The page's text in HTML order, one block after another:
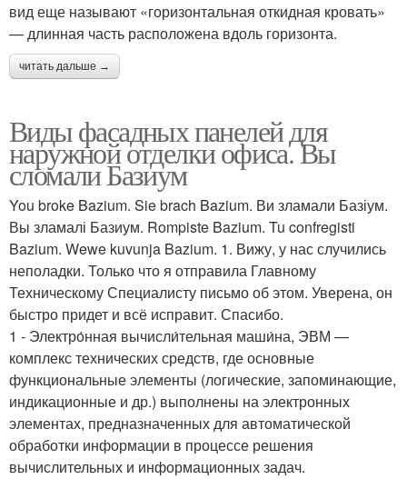
вид еще называют «горизонтальная откидная кровать»
— длинная часть расположена вдоль горизонта.
читать дальше →
Виды фасадных панелей для
наружной отделки офиса. Вы
сломали Базиум
You broke Bazium. Sie brach Bazium. Ви зламали Базіум.
Вы зламалі Базиум. Rompiste Bazium. Tu confregisti
Bazium. Wewe kuvunja Bazium. 1. Вижу, у нас случились
неполадки. Только что я отправила Главному
Техническому Специалисту письмо об этом. Уверена, он
быстро придет и всё исправит. Спасибо.
1 - Электро́нная вычисли́тельная маши́на, ЭВМ —
комплекс технических средств, где основные
функциональные элементы (логические, запоминающие,
индикационные и др.) выполнены на электронных
элементах, предназначенных для автоматической
обработки информации в процессе решения
вычислительных и информационных задач.